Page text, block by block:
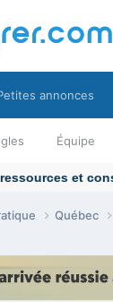
Équipe
annonces
Québec